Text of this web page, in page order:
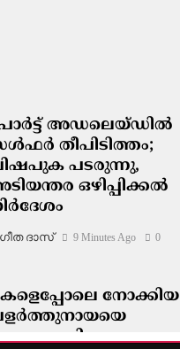
അഡലെയ്ഡിൽ
തീപിടിത്തം;
പടരുന്നു,
ഒഴിപ്പിക്കൽ
ഗീത ദാസ്‌ 9 Minutes Ago 0
നോക്കിയ
നായ